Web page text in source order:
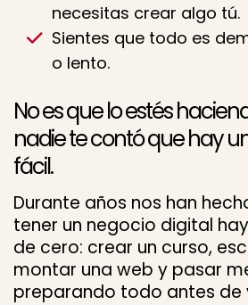
necesitas crear algo tú.
Sientes que todo es
o lento.
No es que lo estés
nadie te contó que hay
fácil.
Durante años nos han
tener un negocio digital
de cero: crear un curso,
montar una web y pasar
preparando todo antes de